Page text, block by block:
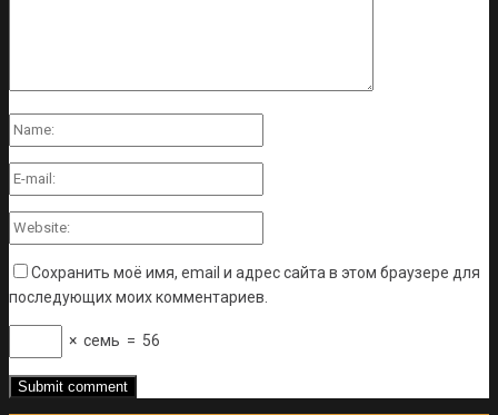
Сохранить моё имя, email и адрес сайта в этом браузере для
последующих моих комментариев.
× семь = 56